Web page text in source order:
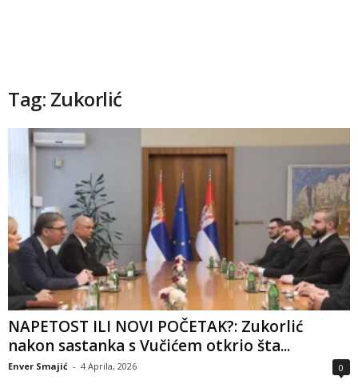
Tag: Zukorlić
NAPETOST ILI NOVI POČETAK?: Zukorlić
nakon sastanka s Vučićem otkrio šta...
Enver Smajić - 4 Aprila, 2026 0